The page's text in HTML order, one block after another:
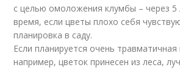
с целью омоложения клумбы – через 5
время, если цветы плохо себя
планировка в саду.
Если планируется очень травматичная
например, цветок принесен из леса,